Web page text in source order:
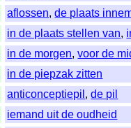
aflossen,de plaats
in de plaats stellen van,
in de morgen,voor de
in de piepzak zitten
anticonceptiepil ,de pil
iemand uit de oudheid